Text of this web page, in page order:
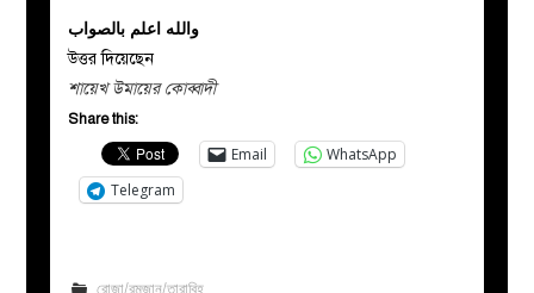
প্রশ্ন
করুন
والله اعلم بالصواب
উত্তর দিয়েছেন
শায়েখ উমায়ের কোব্বাদী
Share this:
Email
WhatsApp
Telegram
রোজা/রমজান/তারাবিহ